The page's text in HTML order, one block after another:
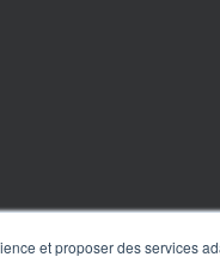
et proposer des services